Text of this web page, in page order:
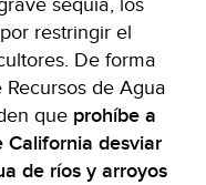
sequía, los
restringir el
De forma
de Agua
que prohíbe a
California desviar
de ríos y arroyos